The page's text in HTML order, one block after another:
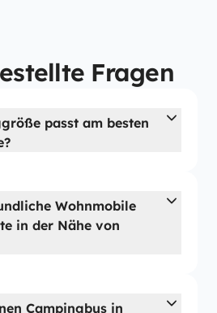
Fragen
passt am besten
Wohnmobile
in der Nähe von
Campingbus in